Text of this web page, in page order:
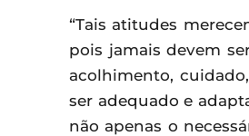
“Tais atitudes
pois jamais devem
acolhimento,
ser adequado e
não apenas o